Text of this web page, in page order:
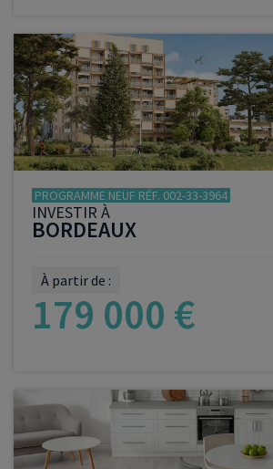
VOIR LE PROGRAMME
PROGRAMME NEUF RÉF. 002-33-3964
INVESTIR À
BORDEAUX
À partir de :
179 000 €
VOIR LE PROGRAMME